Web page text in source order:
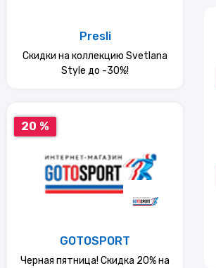
Presli
Скидки на коллекцию Svetlana
Style до -30%!
20 %
GOTOSPORT
Черная пятница! Скидка 20% на